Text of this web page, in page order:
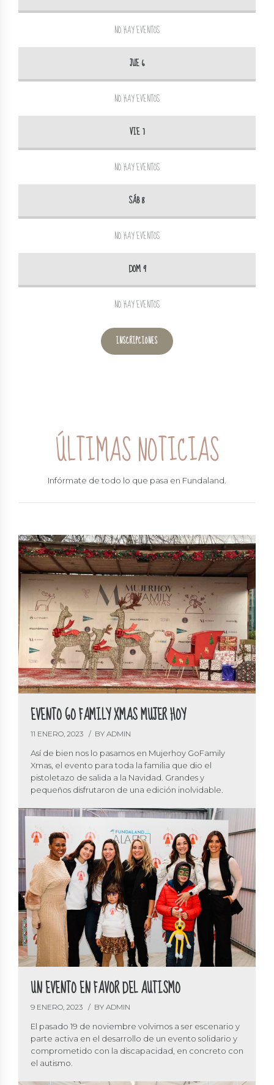
NO HAY EVENTOS
JUE 6
NO HAY EVENTOS
VIE 7
NO HAY EVENTOS
SÁB 8
NO HAY EVENTOS
DOM 9
NO HAY EVENTOS
INSCRIPCIONES
ÚLTIMAS NOTICIAS
Infórmate de todo lo que pasa en Fundaland.
EVENTO GO FAMILY XMAS MUJER HOY
11 ENERO, 2023 BY ADMIN
Así de bien nos lo pasamos en Mujerhoy GoFamily
Xmas, el evento para toda la familia que dio el
pistoletazo de salida a la Navidad. Grandes y
pequeños disfrutaron de una edición inolvidable.
UN EVENTO EN FAVOR DEL AUTISMO
9 ENERO, 2023 BY ADMIN
El pasado 19 de noviembre volvimos a ser escenario y
parte activa en el desarrollo de un evento solidario y
comprometido con la discapacidad, en concreto con
el autismo.